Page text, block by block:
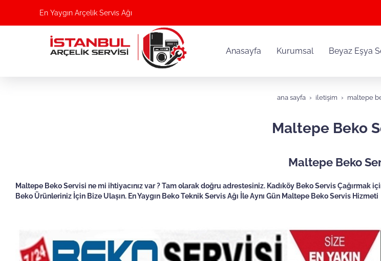
En Yaygın Arçelik Servis Ağı
Anasayfa Kurumsal Beyaz Eşya
ana sayfa i̇letişim maltepe
Maltepe Beko
Maltepe Beko
Maltepe Beko Servisi ne mi ihtiyacınız var ? Tam olarak doğru adrestesiniz. Kadıköy Beko Servis Çağırmak
Beko Ürünleriniz İçin Bize Ulaşın. En Yaygın Beko Teknik Servis Ağı İle Aynı Gün Maltepe Beko Servis Hizmeti